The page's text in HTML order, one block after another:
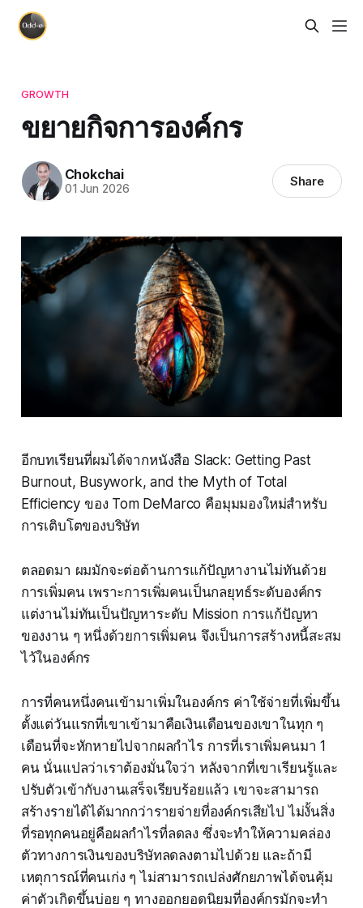
GROWTH
ขยายกิจการองค์กร
Chokchai
01 Jun 2026 Share
อีกบทเรียนที่ผมได้จากหนังสือ Slack: Getting Past
Burnout, Busywork, and the Myth of Total
Efficiency ของ Tom DeMarco คือมุมมองใหม่สำหรับ
การเติบโตของบริษัท
ตลอดมา ผมมักจะต่อต้านการแก้ปัญหางานไม่ทันด้วย
การเพิ่มคน เพราะการเพิ่มคนเป็นกลยุทธ์ระดับองค์กร
แต่งานไม่ทันเป็นปัญหาระดับ Mission การแก้ปัญหา
ของงาน ๆ หนึ่งด้วยการเพิ่มคน จึงเป็นการสร้างหนี้สะสม
ไว้ในองค์กร
การที่คนหนึ่งคนเข้ามาเพิ่มในองค์กร ค่าใช้จ่ายที่เพิ่มขึ้น
ตั้งแต่วันแรกที่เขาเข้ามาคือเงินเดือนของเขาในทุก ๆ
เดือนที่จะหักหายไปจากผลกำไร การที่เราเพิ่มคนมา 1
คน นั่นแปลว่าเราต้องมั่นใจว่า หลังจากที่เขาเรียนรู้และ
ปรับตัวเข้ากับงานเสร็จเรียบร้อยแล้ว เขาจะสามารถ
สร้างรายได้ได้มากกว่ารายจ่ายที่องค์กรเสียไป ไม่งั้นสิ่ง
ที่รอทุกคนอยู่คือผลกำไรที่ลดลง ซึ่งจะทำให้ความคล่อง
ตัวทางการเงินของบริษัทลดลงตามไปด้วย และถ้ามี
เหตุการณ์ที่คนเก่ง ๆ ไม่สามารถเปล่งศักยภาพได้จนคุ้ม
ค่าตัวเกิดขึ้นบ่อย ๆ ทางออกยอดนิยมที่องค์กรมักจะทำ